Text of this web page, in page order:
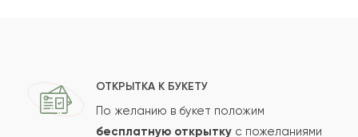
Ваш e-mailОТКРЫТКА К БУКЕТУ
По желанию в букет положим
бесплатную открытку с пожеланиями